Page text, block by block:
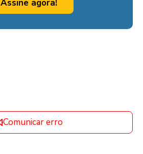
Assine agora!
Comunicar erro